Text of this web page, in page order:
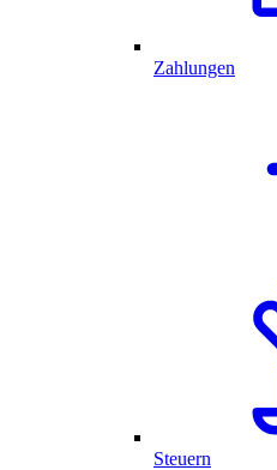
Zahlungen
Steuern